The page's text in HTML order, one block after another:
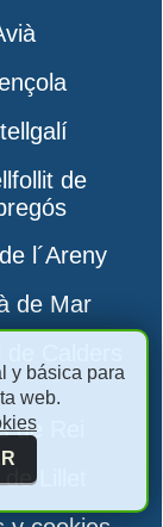
de
l´Areny
de Mar
de Rei
Lillet
y básica para
web.